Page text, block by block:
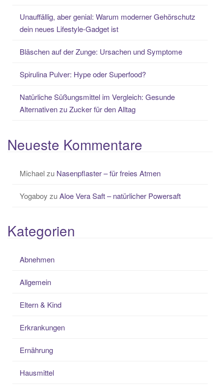
Unauffällig, aber genial: Warum moderner Gehörschutz
dein neues Lifestyle-Gadget ist
Bläschen auf der Zunge: Ursachen und Symptome
Spirulina Pulver: Hype oder Superfood?
Natürliche Süßungsmittel im Vergleich: Gesunde
Alternativen zu Zucker für den Alltag
Neueste Kommentare
Michaelzu Nasenpflaster – für freies Atmen
Yogaboy zuAloe Vera Saft – natürlicher Powersaft
Kategorien
Abnehmen
Allgemein
Eltern & Kind
Erkrankungen
Ernährung
Hausmittel